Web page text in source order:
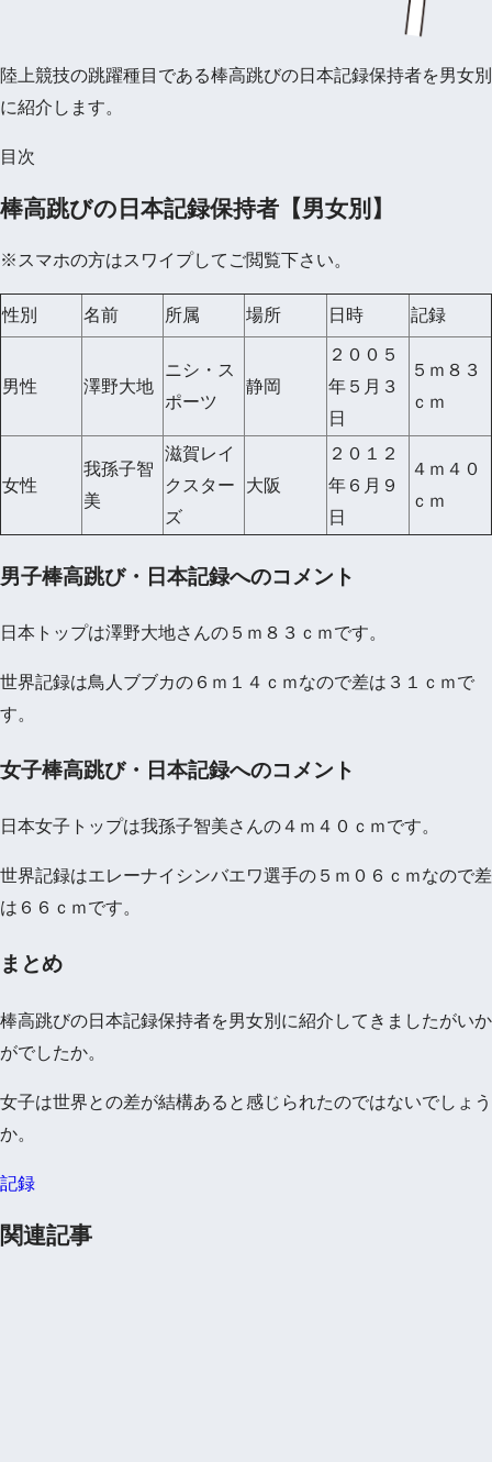
陸上競技の跳躍種目である棒高跳びの日本記録保持者を男女別
に紹介します。
目次
棒高跳びの日本記録保持者【男女別】
※スマホの方はスワイプしてご閲覧下さい。
性別 名前 所属 場所 日時 記録
男性 澤野大地
ニシ・ス
ポーツ
静岡
２００５
年５月３
日
５ｍ８３
ｃｍ
女性
我孫子智
美
滋賀レイ
クスター
ズ
大阪
２０１２
年６月９
日
４ｍ４０
ｃｍ
男子棒高跳び・日本記録へのコメント
日本トップは澤野大地さんの５ｍ８３ｃｍです。
世界記録は鳥人ブブカの６ｍ１４ｃｍなので差は３１ｃｍで
す。
女子棒高跳び・日本記録へのコメント
日本女子トップは我孫子智美さんの４ｍ４０ｃｍです。
世界記録はエレーナイシンバエワ選手の５ｍ０６ｃｍなので差
は６６ｃｍです。
まとめ
棒高跳びの日本記録保持者を男女別に紹介してきましたがいか
がでしたか。
女子は世界との差が結構あると感じられたのではないでしょう
か。
記録
関連記事